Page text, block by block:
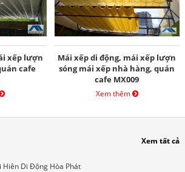
xếp lượn
cafe
Mái xếp di động, mái xếp lượn
sóng mái xếp nhà hàng, quán
cafe MX009
Xem thêm
Xem tất cả
Hiên Di Động Hòa Phát